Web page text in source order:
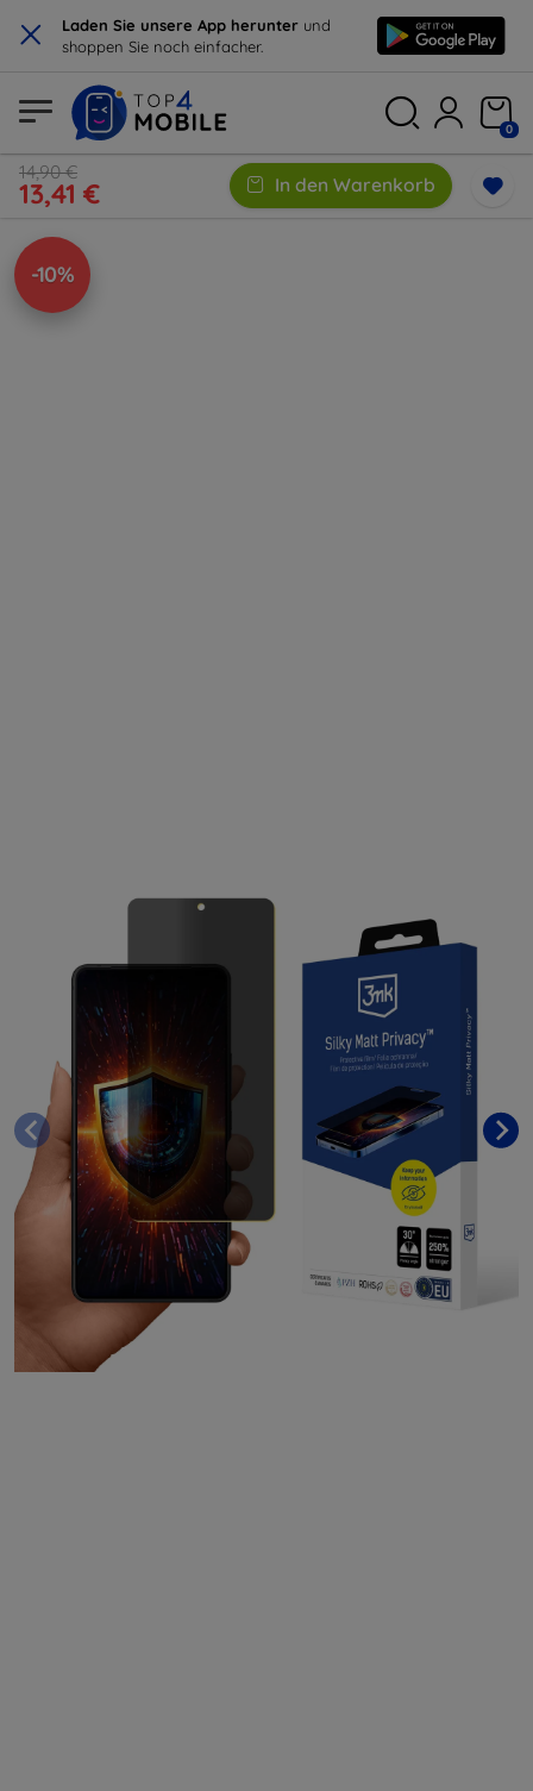
× Laden Sie unsere App herunter und
shoppen Sie noch einfacher.
0
14,90 €
13,41 € In den Warenkorb
-10%